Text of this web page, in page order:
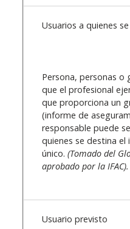
Usuarios a quienes
Persona, personas o
que el profesional
que proporciona un
(informe de
responsable puede
quienes se destina
único. (Tomado del
aprobado por la IFAC).
Usuario previsto